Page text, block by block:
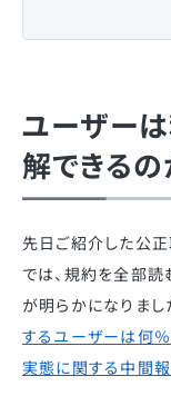
ユーザー
解できるの
先日ご紹介した公
では、規約を全部
が明らかになりまし
するユーザーは何
実態に関する中間報